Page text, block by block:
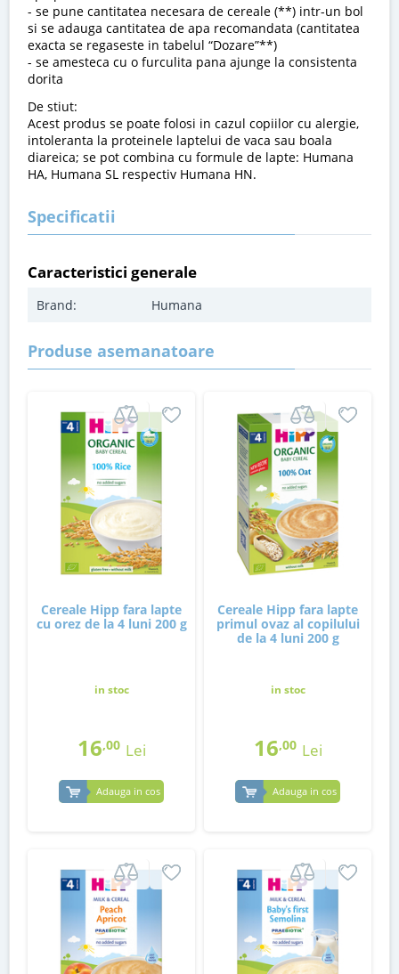
- se pune cantitatea necesara de cereale (**) intr-un bol
si se adauga cantitatea de apa recomandata (cantitatea
exacta se regaseste in tabelul “Dozare”**)
- se amesteca cu o furculita pana ajunge la consistenta
dorita
De stiut:
Acest produs se poate folosi in cazul copiilor cu alergie,
intoleranta la proteinele laptelui de vaca sau boala
diareica; se pot combina cu formule de lapte: Humana
HA, Humana SL respectiv Humana HN.
Specificatii
Caracteristici generale
Brand: Humana
Produse asemanatoare
Cereale Hipp fara lapte
cu orez de la 4 luni 200 g
in stoc
16,00 Lei
Adauga in cos
Cereale Hipp fara lapte
primul ovaz al copilului
de la 4 luni 200 g
in stoc
16,00 Lei
Adauga in cos